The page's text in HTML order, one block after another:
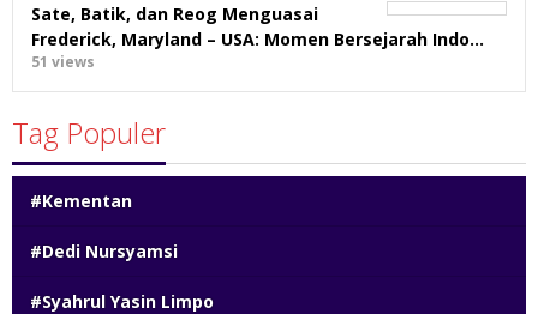
Sate, Batik, dan Reog Menguasai
Frederick, Maryland – USA: Momen Bersejarah Indo…
51 views
Tag Populer
#Kementan
#Dedi Nursyamsi
#Syahrul Yasin Limpo